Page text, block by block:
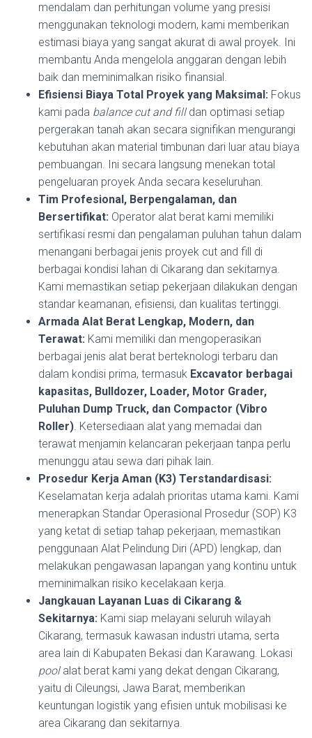
mendalam dan perhitungan volume yang presisi
menggunakan teknologi modern, kami memberikan
estimasi biaya yang sangat akurat di awal proyek. Ini
membantu Anda mengelola anggaran dengan lebih
baik dan meminimalkan risiko finansial.
Efisiensi Biaya Total Proyek yang Maksimal: Fokus
kami pada balance cut and filldan optimasi setiap
pergerakan tanah akan secara signifikan mengurangi
kebutuhan akan material timbunan dari luar atau biaya
pembuangan. Ini secara langsung menekan total
pengeluaran proyek Anda secara keseluruhan.
Tim Profesional, Berpengalaman, dan
Bersertifikat: Operator alat berat kami memiliki
sertifikasi resmi dan pengalaman puluhan tahun dalam
menangani berbagai jenis proyek cut and fill di
berbagai kondisi lahan di Cikarang dan sekitarnya.
Kami memastikan setiap pekerjaan dilakukan dengan
standar keamanan, efisiensi, dan kualitas tertinggi.
Armada Alat Berat Lengkap, Modern, dan
Terawat: Kami memiliki dan mengoperasikan
berbagai jenis alat berat berteknologi terbaru dan
dalam kondisi prima, termasuk Excavator berbagai
kapasitas, Bulldozer, Loader, Motor Grader,
Puluhan Dump Truck, dan Compactor (Vibro
Roller). Ketersediaan alat yang memadai dan
terawat menjamin kelancaran pekerjaan tanpa perlu
menunggu atau sewa dari pihak lain.
Prosedur Kerja Aman (K3) Terstandardisasi:
Keselamatan kerja adalah prioritas utama kami. Kami
menerapkan Standar Operasional Prosedur (SOP) K3
yang ketat di setiap tahap pekerjaan, memastikan
penggunaan Alat Pelindung Diri (APD) lengkap, dan
melakukan pengawasan lapangan yang kontinu untuk
meminimalkan risiko kecelakaan kerja.
Jangkauan Layanan Luas di Cikarang &
Sekitarnya: Kami siap melayani seluruh wilayah
Cikarang, termasuk kawasan industri utama, serta
area lain di Kabupaten Bekasi dan Karawang. Lokasi
poolalat berat kami yang dekat dengan Cikarang,
yaitu di Cileungsi, Jawa Barat, memberikan
keuntungan logistik yang efisien untuk mobilisasi ke
area Cikarang dan sekitarnya.